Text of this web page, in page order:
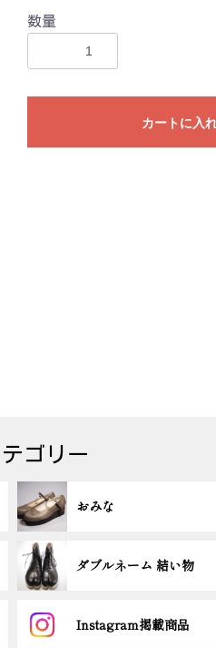
数量
カートに入
ゴリー
おみな
ダブルネーム 結い物
Instagram掲載商品